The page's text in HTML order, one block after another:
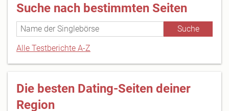
Suche nach bestimmten Seiten
Alle Testberichte A-Z
Die besten Dating-Seiten deiner
Region